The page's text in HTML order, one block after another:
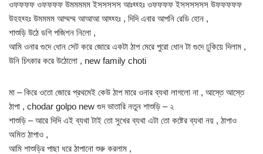
ওফফফফ ওফফফফ উমমমমম ইসসসসস আঃহ্হ্হঃ ওফফফফ ইসসসসসস উফফফফফ
উহহহ্হঃ উমমমম আম্মম্ম আআআ আহ্হ্হঃ , দিদি এবার আপনি রেডি হোন ,
শাশুড়ি উঠে ডগি পজিশন নিলো ,
আমি ওনার গুদে ধোন সেট করে জোরে একটা ঠাপ মেরে পুরো ধোন টা গুদে ঢুকিয়ে দিলাম ,
উনি চিৎকার করে উঠোলো , new family choti
মা – কিরে ওতো জোরে প্রথমেই কেউ ঠাপ মারে ওনার ব্যথা লাগলো না , আস্তে আস্তে
ঠাপা , chodar golpo new গুদ ভাতারি নতুন শাশুড়ি – ২
শাশুড়ি – আরে দিদি এই ব্যথা টাই তো সুখের ব্যথা এটা তো কষ্টের ব্যথা নয় , ঠাপাও
অমিত ঠাপাও ,
আমি শাশুড়ির পাছা ধরে ঠাপানো শুরু করলাম ,